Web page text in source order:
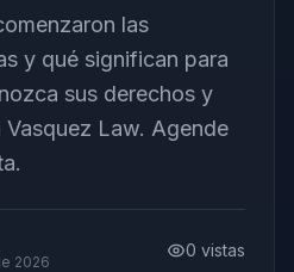
las
y qué significan para
sus derechos y
Law. Agende
2026
0 vistas